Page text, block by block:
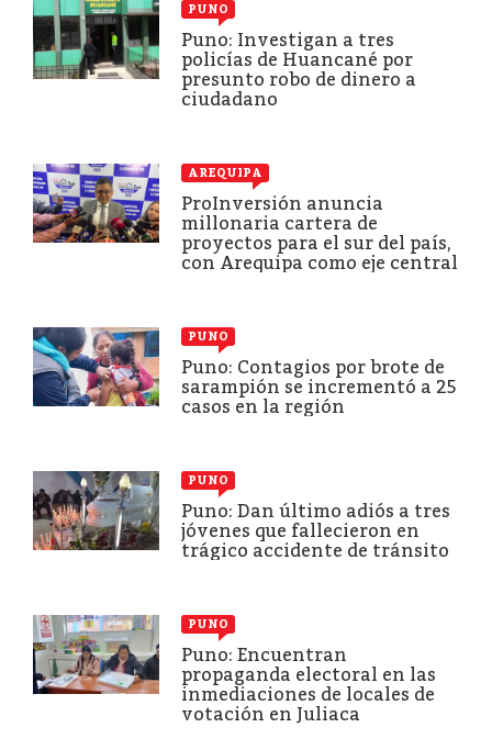
PUNO
Puno: Investigan a tres
policías de Huancané por
presunto robo de dinero a
ciudadano
AREQUIPA
ProInversión anuncia
millonaria cartera de
proyectos para el sur del país,
con Arequipa como eje central
PUNO
Puno: Contagios por brote de
sarampión se incrementó a 25
casos en la región
PUNO
Puno: Dan último adiós a tres
jóvenes que fallecieron en
trágico accidente de tránsito
PUNO
Puno: Encuentran
propaganda electoral en las
inmediaciones de locales de
votación en Juliaca